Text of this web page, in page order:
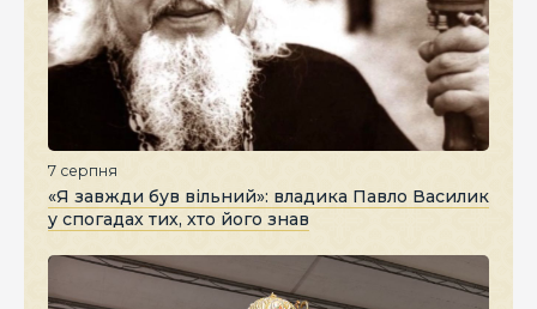
7 серпня
«Я завжди був вільний»: владика Павло Василик
у спогадах тих, хто його знав